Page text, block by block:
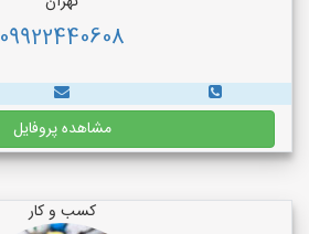
09922440608
مشاهده پروفایل
کسب و کار